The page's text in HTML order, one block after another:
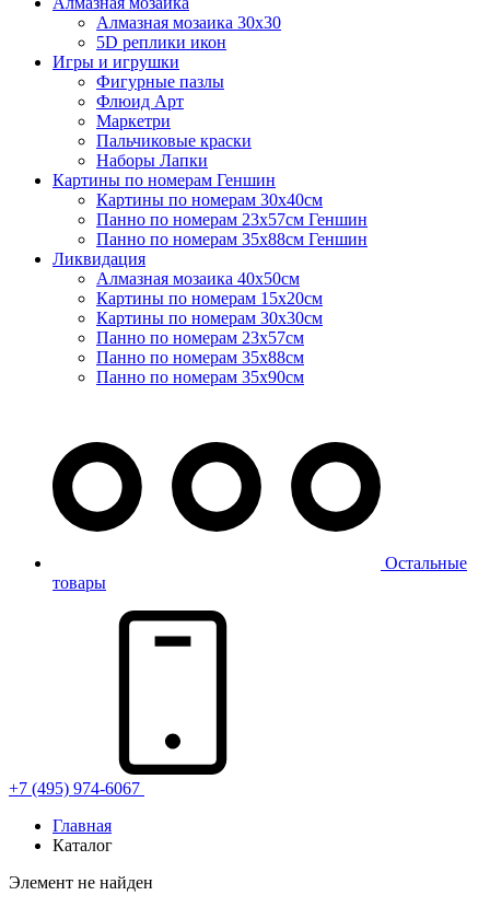
Алмазная мозаика 30х30
5D реплики икон
Игры и игрушки
Фигурные пазлы
Флюид Арт
Маркетри
Пальчиковые краски
Наборы Лапки
Картины по номерам Геншин
Картины по номерам 30х40см
Панно по номерам 23х57см Геншин
Панно по номерам 35х88см Геншин
Ликвидация
Алмазная мозаика 40х50см
Картины по номерам 15х20см
Картины по номерам 30х30см
Панно по номерам 23х57см
Панно по номерам 35х88см
Панно по номерам 35х90см
Остальные
товары
+7 (495) 974-6067
Главная
Каталог
Элемент не найден